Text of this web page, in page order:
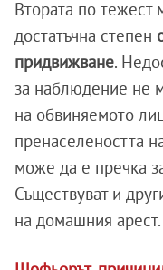
Втората по тежест
достатъчна степен
придвижване.
за наблюдение не
на обвиняемото
пренаселеността
може да е пречка
Съществуват и
на домашния арест.